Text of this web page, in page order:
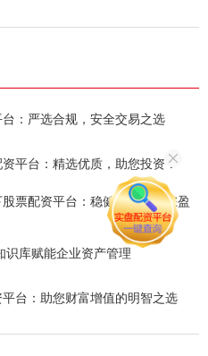
：严选合规，安全交易之选
平台：精选优质，助您投资！
票配资平台：稳健投资，助您盈
识库赋能企业资产管理
台：助您财富增值的明智之选